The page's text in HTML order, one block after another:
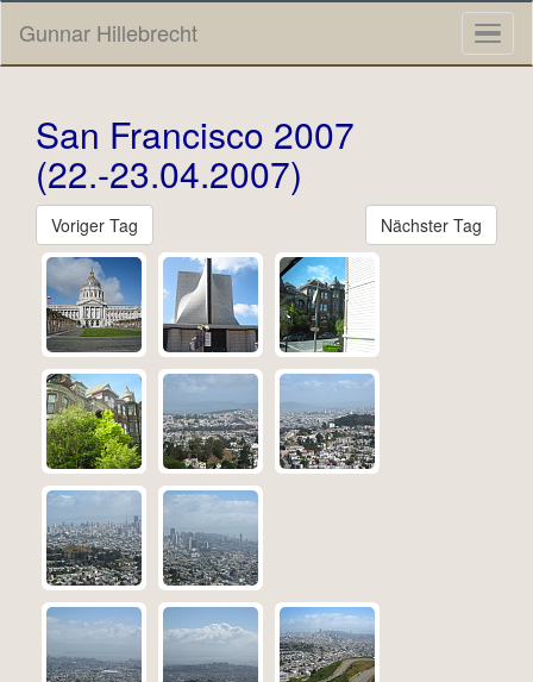
Gunnar Hillebrecht
San Francisco 2007
(22.-23.04.2007)
Voriger Tag Nächster Tag